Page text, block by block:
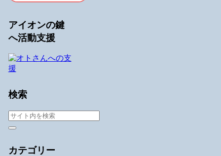
アイオンの鍵
へ活動支援
検索
カテゴリー